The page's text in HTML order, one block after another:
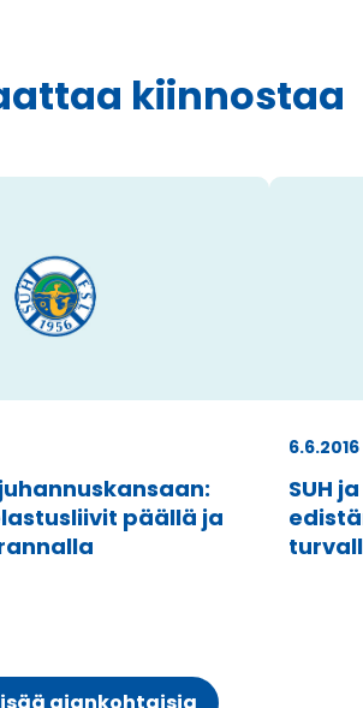
kiinnostaa
päällä ja
6.6.2016
SUH